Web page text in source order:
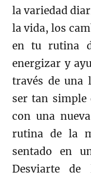
la variedad
la vida, los
en tu rutina
energizar y
través de una
ser tan simple
con una
rutina de la
sentado en
Desviarte de